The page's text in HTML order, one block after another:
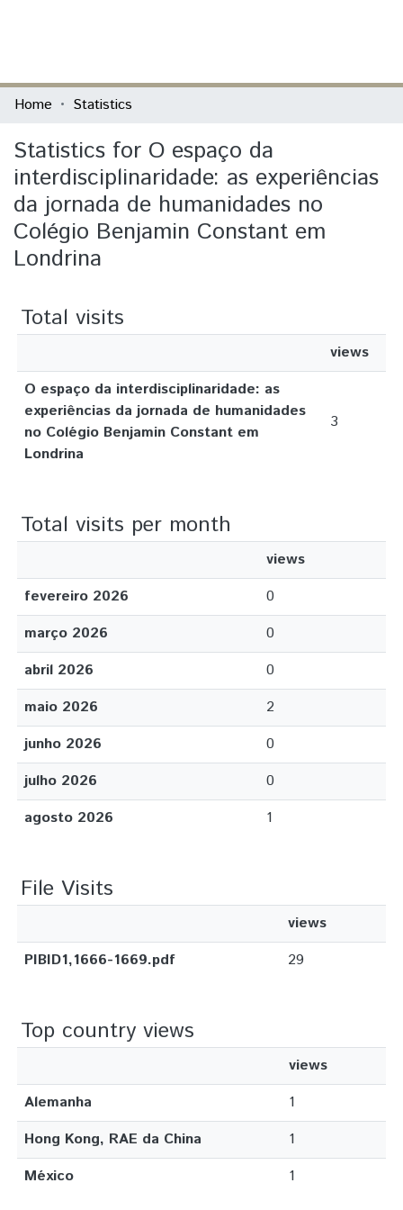
Communities & Collections
All of DSpace
Home Statistics
Statistics for O espaço da
interdisciplinaridade: as experiências
da jornada de humanidades no
Colégio Benjamin Constant em
Londrina
Total visits
views
O espaço da interdisciplinaridade: as
experiências da jornada de humanidades
no Colégio Benjamin Constant em
Londrina
3
Total visits per month
views
fevereiro 2026
0
março 2026
0
abril 2026
0
maio 2026
2
junho 2026
0
julho 2026
0
agosto 2026
1
File Visits
views
PIBID1,1666-1669.pdf
29
Top country views
views
Alemanha
1
Hong Kong, RAE da China
1
México
1